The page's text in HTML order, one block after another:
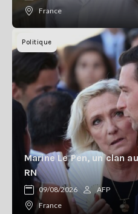
France
Politique
Marine Le Pen, un clan
RN
09/08/2026
AFP
France